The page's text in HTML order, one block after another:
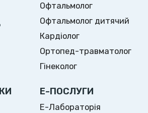
Офтальмолог
Офтальмолог дитячий
Кардіолог
Ортопед-травматолог
Гінеколог
Е-ПОСЛУГИ
Е-Лабораторія